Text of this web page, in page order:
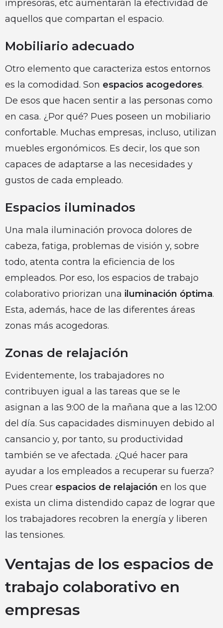
impresoras, etc aumentarán la efectividad de
aquellos que compartan el espacio.
Mobiliario adecuado
Otro elemento que caracteriza estos entornos
es la comodidad. Son espacios acogedores.
De esos que hacen sentir a las personas como
en casa. ¿Por qué? Pues poseen un mobiliario
confortable. Muchas empresas, incluso, utilizan
muebles ergonómicos. Es decir, los que son
capaces de adaptarse a las necesidades y
gustos de cada empleado.
Espacios iluminados
Una mala iluminación provoca dolores de
cabeza, fatiga, problemas de visión y, sobre
todo, atenta contra la eficiencia de los
empleados. Por eso, los espacios de trabajo
colaborativo priorizan una iluminación óptima.
Esta, además, hace de las diferentes áreas
zonas más acogedoras.
Zonas de relajación
Evidentemente, los trabajadores no
contribuyen igual a las tareas que se le
asignan a las 9:00 de la mañana que a las 12:00
del día. Sus capacidades disminuyen debido al
cansancio y, por tanto, su productividad
también se ve afectada. ¿Qué hacer para
ayudar a los empleados a recuperar su fuerza?
Pues crear espacios de relajación en los que
exista un clima distendido capaz de lograr que
los trabajadores recobren la energía y liberen
las tensiones.
Ventajas de los espacios de
trabajo colaborativo en
empresas